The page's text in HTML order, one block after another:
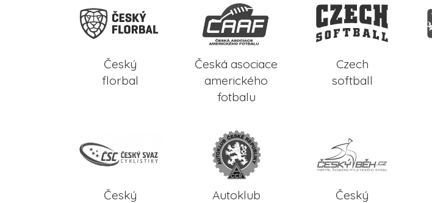
Český
florbal
Česká asociace
amerického
fotbalu
Czech
softball
Český
Autoklub
Český